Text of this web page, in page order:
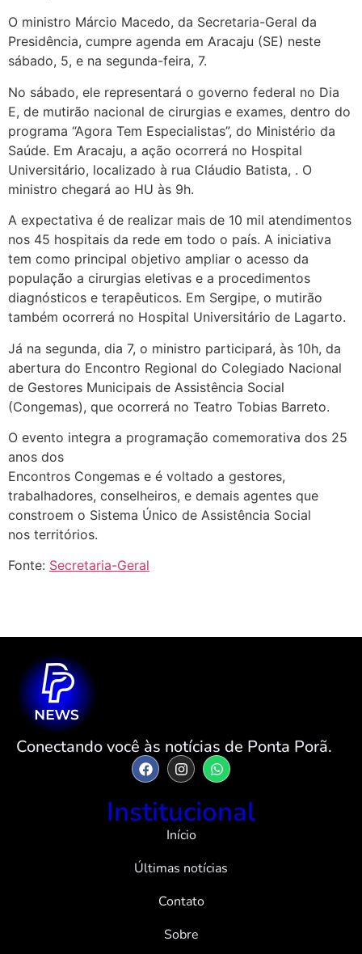
O ministro Márcio Macedo, da Secretaria-Geral da
Presidência, cumpre agenda em Aracaju (SE) neste
sábado, 5, e na segunda-feira, 7.
No sábado, ele representará o governo federal no Dia
E, de mutirão nacional de cirurgias e exames, dentro do
programa “Agora Tem Especialistas”, do Ministério da
Saúde. Em Aracaju, a ação ocorrerá no Hospital
Universitário, localizado à rua Cláudio Batista, . O
ministro chegará ao HU às 9h.
A expectativa é de realizar mais de 10 mil atendimentos
nos 45 hospitais da rede em todo o país. A iniciativa
tem como principal objetivo ampliar o acesso da
população a cirurgias eletivas e a procedimentos
diagnósticos e terapêuticos. Em Sergipe, o mutirão
também ocorrerá no Hospital Universitário de Lagarto.
Já na segunda, dia 7, o ministro participará, às 10h, da
abertura do Encontro Regional do Colegiado Nacional
de Gestores Municipais de Assistência Social
(Congemas), que ocorrerá no Teatro Tobias Barreto.
O evento integra a programação comemorativa dos 25
anos dos
Encontros Congemas e é voltado a gestores,
trabalhadores, conselheiros, e demais agentes que
constroem o Sistema Único de Assistência Social
nos territórios.
Fonte: Secretaria-Geral
Conectando você às notícias de Ponta Porã.
Institucional
Início
Últimas notícias
Contato
Sobre